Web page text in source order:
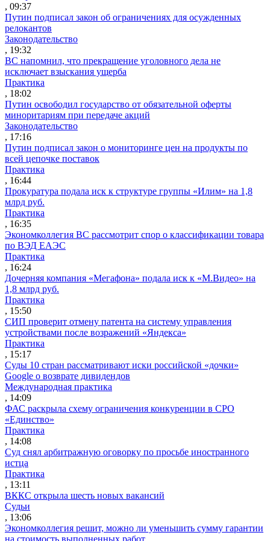
, 09:37
Путин подписал закон об ограничениях для осужденных
релокантов
Законодательство
, 19:32
ВС напомнил, что прекращение уголовного дела не
исключает взыскания ущерба
Практика
, 18:02
Путин освободил государство от обязательной оферты
миноритариям при передаче акций
Законодательство
, 17:16
Путин подписал закон о мониторинге цен на продукты по
всей цепочке поставок
Практика
, 16:44
Прокуратура подала иск к структуре группы «Илим» на 1,8
млрд руб.
Практика
, 16:35
Экономколлегия ВС рассмотрит спор о классификации товара
по ВЭД ЕАЭС
Практика
, 16:24
Дочерняя компания «Мегафона» подала иск к «М.Видео» на
1,8 млрд руб.
Практика
, 15:50
СИП проверит отмену патента на систему управления
устройствами после возражений «Яндекса»
Практика
, 15:17
Суды 10 стран рассматривают иски российской «дочки»
Google о возврате дивидендов
Международная практика
, 14:09
ФАС раскрыла схему ограничения конкуренции в СРО
«Единство»
Практика
, 14:08
Суд снял арбитражную оговорку по просьбе иностранного
истца
Практика
, 13:11
ВККС открыла шесть новых вакансий
Судьи
, 13:06
Экономколлегия решит, можно ли уменьшить сумму гарантии
на стоимость выполненных работ